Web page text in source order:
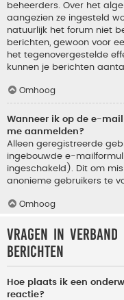
beheerders. Over het
aangezien ze ingesteld
natuurlijk het forum niet
berichten, gewoon voor
het tegenovergestelde
kunnen je berichten
Omhoog
Wanneer ik op de e-
me aanmelden?
Alleen geregistreerde
ingebouwde e-
ingeschakeld). Dit om
anonieme gebruikers te
Omhoog
Vragen in
berichten
Hoe plaats ik een
reactie?